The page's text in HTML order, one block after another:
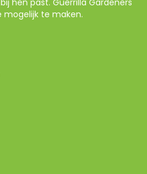
hen past. Guerrilla Gardeners
mogelijk te maken.